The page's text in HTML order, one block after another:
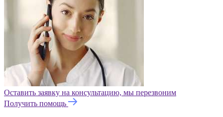
Оставить заявку на консультацию, мы перезвоним
Получить помощь